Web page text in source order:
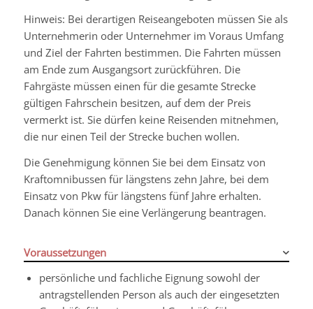
Hinweis: Bei derartigen Reiseangeboten müssen Sie als
Unternehmerin oder Unternehmer im Voraus Umfang
und Ziel der Fahrten bestimmen. Die Fahrten müssen
am Ende zum Ausgangsort zurückführen. Die
Fahrgäste müssen einen für die gesamte Strecke
gültigen Fahrschein besitzen, auf dem der Preis
vermerkt ist. Sie dürfen keine Reisenden mitnehmen,
die nur einen Teil der Strecke buchen wollen.
Die Genehmigung können Sie bei dem Einsatz von
Kraftomnibussen für längstens zehn Jahre, bei dem
Einsatz von Pkw für längstens fünf Jahre erhalten.
Danach können Sie eine Verlängerung beantragen.
Voraussetzungen
persönliche und fachliche Eignung sowohl der
antragstellenden Person als auch der eingesetzten